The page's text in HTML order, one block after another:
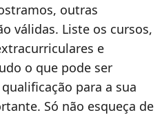
outras
válidas. Liste os cursos,
e
o que pode ser
para a sua
Só não esqueça de